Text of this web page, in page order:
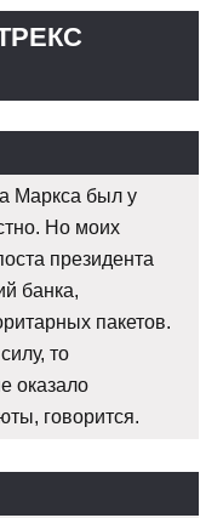
Маркса был у
Но моих
президента
банка,
пакетов.
то
оказало
говорится.